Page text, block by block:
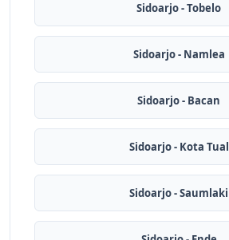
Sidoarjo - Tobelo
Sidoarjo - Namlea
Sidoarjo - Bacan
Sidoarjo - Kota Tual
Sidoarjo - Saumlaki